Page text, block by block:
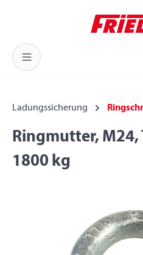
Zum Hauptinhalt springen
Ladungssicherung
Ringmutter,
1800 kg
Bildergalerie überspringen